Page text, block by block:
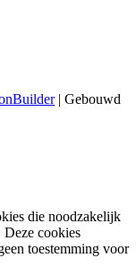
| Gebouwd
die noodzakelijk
Deze cookies
toestemming voor